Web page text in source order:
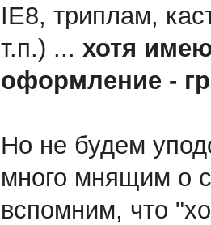
IE8, триплам,
т.п.) ... хотя
оформление -
Но не будем
много мнящим о
вспомним, что